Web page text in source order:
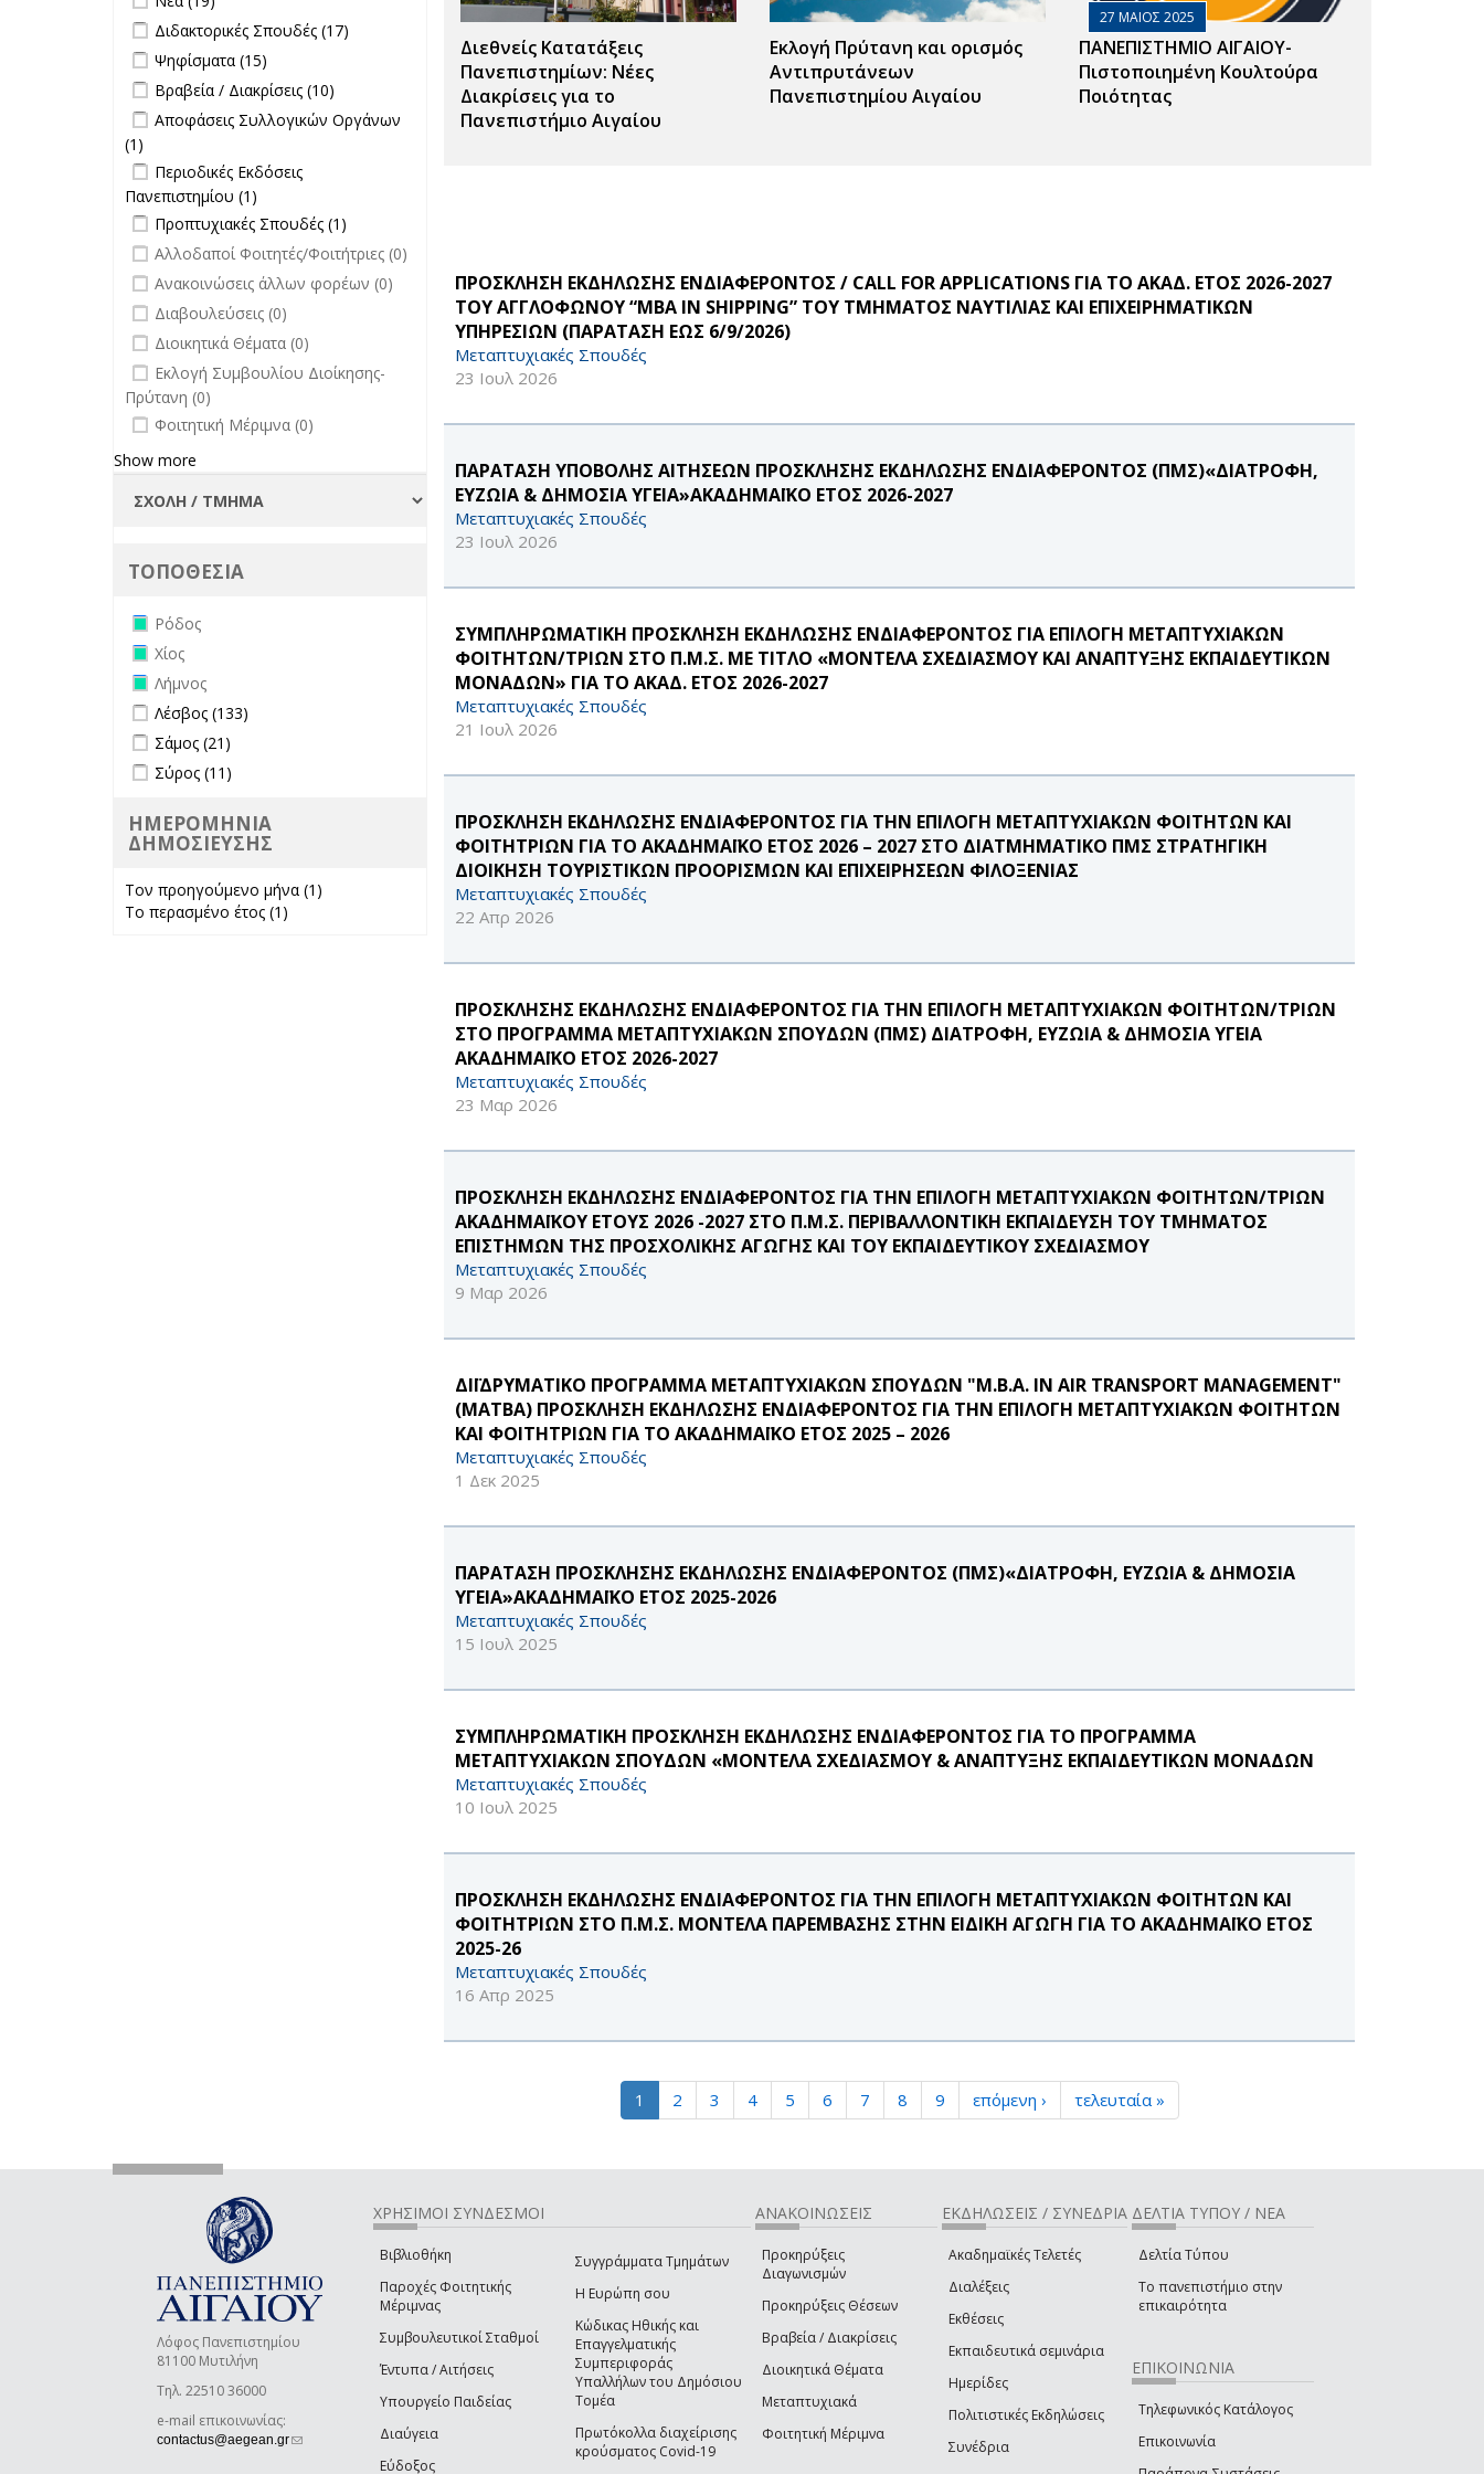
Διεθνείς Κατατάξεις
Πανεπιστημίων: Νέες
Διακρίσεις για το
Πανεπιστήμιο Αιγαίου
Εκλογή Πρύτανη και ορισμός
Αντιπρυτάνεων
Πανεπιστημίου Αιγαίου
27 ΜΑΙΟΣ 2025
ΠΑΝΕΠΙΣΤΗΜΙΟ ΑΙΓΑΙΟΥ-
Πιστοποιημένη Κουλτούρα
Ποιότητας
ΠΡΟΣΚΛΗΣΗ ΕΚΔΗΛΩΣΗΣ ΕΝΔΙΑΦΕΡΟΝΤΟΣ / CALL FOR APPLICATIONS ΓΙΑ ΤΟ ΑΚΑΔ. ΕΤΟΣ 2026-2027
ΤΟΥ ΑΓΓΛΟΦΩΝΟΥ “MBA IN SHIPPING” ΤΟΥ ΤΜΗΜΑΤΟΣ ΝΑΥΤΙΛΙΑΣ ΚΑΙ ΕΠΙΧΕΙΡΗΜΑΤΙΚΩΝ
ΥΠΗΡΕΣΙΩΝ (ΠΑΡΑΤΑΣΗ ΕΩΣ 6/9/2026)
Μεταπτυχιακές Σπουδές
23 Ιουλ 2026
ΠΑΡΑΤΑΣΗ ΥΠΟΒΟΛΗΣ ΑΙΤΗΣΕΩΝ ΠΡΟΣΚΛΗΣΗΣ ΕΚΔΗΛΩΣΗΣ ΕΝΔΙΑΦΕΡΟΝΤΟΣ (ΠΜΣ)«ΔΙΑΤΡΟΦΗ,
ΕΥΖΩΙΑ & ΔΗΜΟΣΙΑ ΥΓΕΙΑ»ΑΚΑΔΗΜΑΪΚΟ ΕΤΟΣ 2026-2027
Μεταπτυχιακές Σπουδές
23 Ιουλ 2026
ΣΥΜΠΛΗΡΩΜΑΤΙΚΗ ΠΡΟΣΚΛΗΣΗ ΕΚΔΗΛΩΣΗΣ ΕΝΔΙΑΦΕΡΟΝΤΟΣ ΓΙΑ ΕΠΙΛΟΓΗ ΜΕΤΑΠΤΥΧΙΑΚΩΝ
ΦΟΙΤΗΤΩΝ/ΤΡΙΩΝ ΣΤΟ Π.Μ.Σ. ΜΕ ΤΙΤΛΟ «ΜΟΝΤΕΛΑ ΣΧΕΔΙΑΣΜΟΥ ΚΑΙ ΑΝΑΠΤΥΞΗΣ ΕΚΠΑΙΔΕΥΤΙΚΩΝ
ΜΟΝΑΔΩΝ» ΓΙΑ ΤΟ ΑΚΑΔ. ΕΤΟΣ 2026-2027
Μεταπτυχιακές Σπουδές
21 Ιουλ 2026
ΠΡΟΣΚΛΗΣΗ ΕΚΔΗΛΩΣΗΣ ΕΝΔΙΑΦΕΡΟΝΤΟΣ ΓΙΑ ΤΗΝ ΕΠΙΛΟΓΗ ΜΕΤΑΠΤΥΧΙΑΚΩΝ ΦΟΙΤΗΤΩΝ ΚΑΙ
ΦΟΙΤΗΤΡΙΩΝ ΓΙΑ ΤΟ ΑΚΑΔΗΜΑΪΚΟ ΕΤΟΣ 2026 – 2027 ΣΤΟ ΔΙΑΤΜΗΜΑΤΙΚΟ ΠΜΣ ΣΤΡΑΤΗΓΙΚΗ
ΔΙΟΙΚΗΣΗ ΤΟΥΡΙΣΤΙΚΩΝ ΠΡΟΟΡΙΣΜΩΝ ΚΑΙ ΕΠΙΧΕΙΡΗΣΕΩΝ ΦΙΛΟΞΕΝΙΑΣ
Μεταπτυχιακές Σπουδές
22 Απρ 2026
ΠΡΟΣΚΛΗΣΗΣ ΕΚΔΗΛΩΣΗΣ ΕΝΔΙΑΦΕΡΟΝΤΟΣ ΓΙΑ ΤΗΝ ΕΠΙΛΟΓΗ ΜΕΤΑΠΤΥΧΙΑΚΩΝ ΦΟΙΤΗΤΩΝ/ΤΡΙΩΝ
ΣΤΟ ΠΡΟΓΡΑΜΜΑ ΜΕΤΑΠΤΥΧΙΑΚΩΝ ΣΠΟΥΔΩΝ (ΠΜΣ) ΔΙΑΤΡΟΦΗ, ΕΥΖΩΙΑ & ΔΗΜΟΣΙΑ ΥΓΕΙΑ
ΑΚΑΔΗΜΑΪΚΟ ΕΤΟΣ 2026-2027
Μεταπτυχιακές Σπουδές
23 Μαρ 2026
ΠΡΟΣΚΛΗΣΗ ΕΚΔΗΛΩΣΗΣ ΕΝΔΙΑΦΕΡΟΝΤΟΣ ΓΙΑ ΤΗΝ ΕΠΙΛΟΓΗ ΜΕΤΑΠΤΥΧΙΑΚΩΝ ΦΟΙΤΗΤΩΝ/ΤΡΙΩΝ
ΑΚΑΔΗΜΑΪΚΟΥ ΕΤΟΥΣ 2026 -2027 ΣΤΟ Π.Μ.Σ. ΠΕΡΙΒΑΛΛΟΝΤΙΚΗ ΕΚΠΑΙΔΕΥΣΗ ΤΟΥ ΤΜΗΜΑΤΟΣ
ΕΠΙΣΤΗΜΩΝ ΤΗΣ ΠΡΟΣΧΟΛΙΚΗΣ ΑΓΩΓΗΣ ΚΑΙ ΤΟΥ ΕΚΠΑΙΔΕΥΤΙΚΟΥ ΣΧΕΔΙΑΣΜΟΥ
Μεταπτυχιακές Σπουδές
9 Μαρ 2026
ΔΙΪΔΡΥΜΑΤΙΚΟ ΠΡΟΓΡΑΜΜΑ ΜΕΤΑΠΤΥΧΙΑΚΩΝ ΣΠΟΥΔΩΝ "M.B.A. IN AIR TRANSPORT MANAGEMENT"
(MATBA) ΠΡΟΣΚΛΗΣΗ ΕΚΔΗΛΩΣΗΣ ΕΝΔΙΑΦΕΡΟΝΤΟΣ ΓΙΑ ΤΗΝ ΕΠΙΛΟΓΗ ΜΕΤΑΠΤΥΧΙΑΚΩΝ ΦΟΙΤΗΤΩΝ
ΚΑΙ ΦΟΙΤΗΤΡΙΩΝ ΓΙΑ ΤΟ ΑΚΑΔΗΜΑΪΚΟ ΕΤΟΣ 2025 – 2026
Μεταπτυχιακές Σπουδές
1 Δεκ 2025
ΠΑΡΑΤΑΣΗ ΠΡΟΣΚΛΗΣΗΣ ΕΚΔΗΛΩΣΗΣ ΕΝΔΙΑΦΕΡΟΝΤΟΣ (ΠΜΣ)«ΔΙΑΤΡΟΦΗ, ΕΥΖΩΙΑ & ΔΗΜΟΣΙΑ
ΥΓΕΙΑ»ΑΚΑΔΗΜΑΪΚΟ ΕΤΟΣ 2025-2026
Μεταπτυχιακές Σπουδές
15 Ιουλ 2025
ΣΥΜΠΛΗΡΩΜΑΤΙΚΗ ΠΡΟΣΚΛΗΣΗ ΕΚΔΗΛΩΣΗΣ ΕΝΔΙΑΦΕΡΟΝΤΟΣ ΓΙΑ ΤΟ ΠΡΟΓΡΑΜΜΑ
ΜΕΤΑΠΤΥΧΙΑΚΩΝ ΣΠΟΥΔΩΝ «ΜΟΝΤΕΛΑ ΣΧΕΔΙΑΣΜΟΥ & ΑΝΑΠΤΥΞΗΣ ΕΚΠΑΙΔΕΥΤΙΚΩΝ ΜΟΝΑΔΩΝ
Μεταπτυχιακές Σπουδές
10 Ιουλ 2025
ΠΡΟΣΚΛΗΣΗ ΕΚΔΗΛΩΣΗΣ ΕΝΔΙΑΦΕΡΟΝΤΟΣ ΓΙΑ ΤΗΝ ΕΠΙΛΟΓΗ ΜΕΤΑΠΤΥΧΙΑΚΩΝ ΦΟΙΤΗΤΩΝ ΚΑΙ
ΦΟΙΤΗΤΡΙΩΝ ΣΤΟ Π.Μ.Σ. ΜΟΝΤΕΛΑ ΠΑΡΕΜΒΑΣΗΣ ΣΤΗΝ ΕΙΔΙΚΗ ΑΓΩΓΗ ΓΙΑ ΤΟ ΑΚΑΔΗΜΑΪΚΟ ΕΤΟΣ
2025-26
Μεταπτυχιακές Σπουδές
16 Απρ 2025
1 2 3 4 5 6 7 8 9 επόμενη › τελευταία »
Apply Διδακτορικές Σπουδές filter
Διδακτορικές Σπουδές (17)
Apply Ψηφίσματα filter
Ψηφίσματα (15)
Apply Βραβεία / Διακρίσεις filter
Βραβεία / Διακρίσεις (10)
Διακρίσεις
Apply Αποφάσεις Συλλογικών
Οργάνων filter
Αποφάσεις Συλλογικών Οργάνων
(1)
Οργάνων filter
Apply Περιοδικές Εκδόσεις
Πανεπιστημίου filter
Περιοδικές Εκδόσεις
Πανεπιστημίου (1)
Εκδόσεις
Πανεπιστημίου filter
Apply Προπτυχιακές Σπουδές filter
Προπτυχιακές Σπουδές (1)
Σπουδές filter
undefined
Αλλοδαποί Φοιτητές/Φοιτήτριες (0)
undefined
Ανακοινώσεις άλλων φορέων (0)
undefined
Διαβουλεύσεις (0)
undefined
Διοικητικά Θέματα (0)
undefined
Εκλογή Συμβουλίου Διοίκησης-
Πρύτανη (0)
undefined
Φοιτητική Μέριμνα (0)
Show more
ΤΟΠΟΘΕΣΙΑ
Remove Ρόδος filter
Ρόδος
Remove Χίος filter
Χίος
Remove Λήμνος filter
Λήμνος
Apply Λέσβος filter
Λέσβος (133)
Apply Σάμος filter
Σάμος (21)
Apply Σύρος filter
Σύρος (11)
ΗΜΕΡΟΜΗΝΙΑ
ΔΗΜΟΣΙΕΥΣΗΣ
Τον προηγούμενο μήνα (1)
Το περασμένο έτος (1)
Λόφος Πανεπιστημίου
81100 Μυτιλήνη
Τηλ. 22510 36000
e-mail επικοινωνίας:
contactus@aegean.gr(link sends e-mail)
ΧΡΗΣΙΜΟΙ ΣΥΝΔΕΣΜΟΙ
Βιβλιοθήκη
Παροχές Φοιτητικής
Μέριμνας
Συμβουλευτικοί Σταθμοί
Έντυπα / Αιτήσεις
Υπουργείο Παιδείας
Διαύγεια
Εύδοξος
Συγγράμματα Τμημάτων
Η Ευρώπη σου
Κώδικας Ηθικής και
Επαγγελματικής
Συμπεριφοράς
Υπαλλήλων του Δημόσιου
Τομέα
Πρωτόκολλα διαχείρισης
κρούσματος Covid-19
ΑΝΑΚΟΙΝΩΣΕΙΣ
Προκηρύξεις
Διαγωνισμών
Προκηρύξεις Θέσεων
Βραβεία / Διακρίσεις
Διοικητικά Θέματα
Μεταπτυχιακά
Φοιτητική Μέριμνα
ΕΚΔΗΛΩΣΕΙΣ / ΣΥΝΕΔΡΙΑ
Ακαδημαϊκές Τελετές
Διαλέξεις
Εκθέσεις
Εκπαιδευτικά σεμινάρια
Ημερίδες
Πολιτιστικές Εκδηλώσεις
Συνέδρια
ΔΕΛΤΙΑ ΤΥΠΟΥ / ΝΕΑ
Δελτία Τύπου
Το πανεπιστήμιο στην
επικαιρότητα
ΕΠΙΚΟΙΝΩΝΙΑ
Τηλεφωνικός Κατάλογος
Επικοινωνία